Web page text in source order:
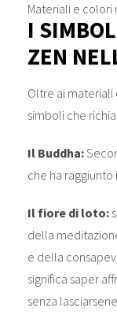
Materiali e colori
I
ZEN
Oltre ai materiali
simboli che
Il Buddha:
che ha
Il fiore di loto:
della
e della
significa saper
senza